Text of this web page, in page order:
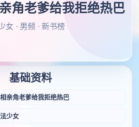
角老爹给我拒绝热巴
女 · 男频 · 新书榜
基础资料
亲角老爹给我拒绝热巴
少女